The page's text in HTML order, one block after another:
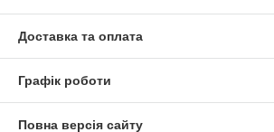
Доставка та оплата
Графік роботи
Повна версія сайту